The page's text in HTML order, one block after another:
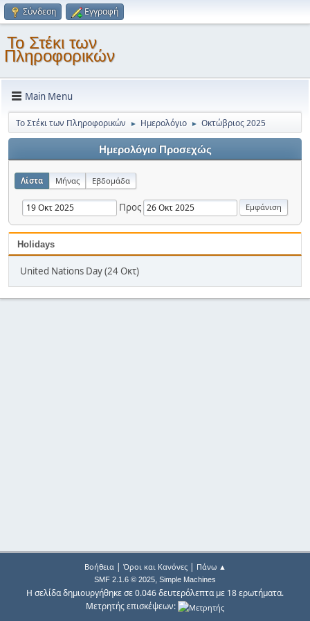
Σύνδεση Εγγραφή
Το Στέκι των
Πληροφορικών
Main Menu
Το Στέκι των Πληροφορικών ► Ημερολόγιο ► Οκτώβριος 2025
Ημερολόγιο Προσεχώς
Λίστα Μήνας Εβδομάδα
Προς
Holidays
United Nations Day (24 Οκτ)
Βοήθεια| Όροι και Κανόνες| Πάνω ▲
SMF 2.1.6 © 2025, Simple Machines
Η σελίδα δημιουργήθηκε σε 0.046 δευτερόλεπτα με 18 ερωτήματα.
Μετρητής επισκέψεων: